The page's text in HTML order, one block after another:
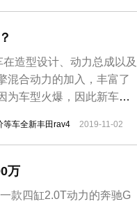
造型设计、动力总成以及
混合动力的加入，丰富了
为车型火爆，因此新车出
珠白、巴黎红以及双双的
等车全新丰田rav4 2019-11-02
万
款四缸2.0T动力的奔驰G